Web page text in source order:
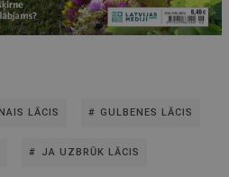
LĀCIS GULBENES LĀCIS
JA UZBRŪK LĀCIS